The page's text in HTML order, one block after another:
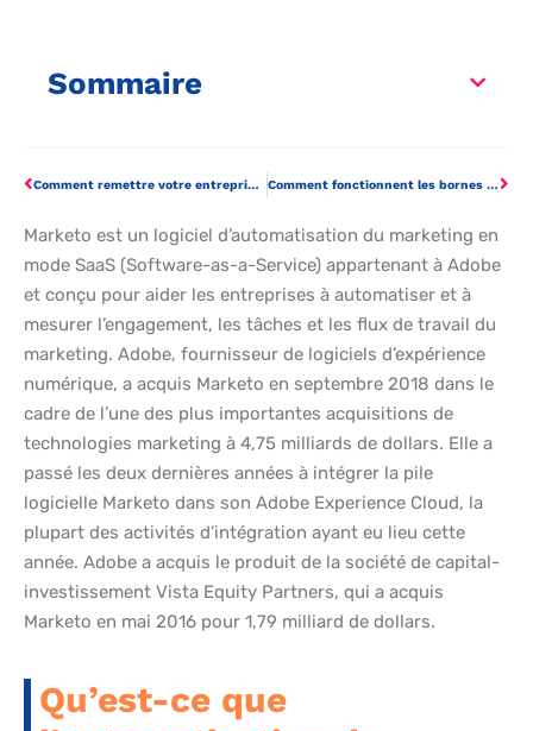
Sommaire
Comment remettre votre entreprise sur les rails après une faillite Comment fonctionnent les bornes de recharge de voiture électrique ?
Marketo est un logiciel d’automatisation du marketing en
mode SaaS (Software-as-a-Service) appartenant à Adobe
et conçu pour aider les entreprises à automatiser et à
mesurer l’engagement, les tâches et les flux de travail du
marketing. Adobe, fournisseur de logiciels d’expérience
numérique, a acquis Marketo en septembre 2018 dans le
cadre de l’une des plus importantes acquisitions de
technologies marketing à 4,75 milliards de dollars. Elle a
passé les deux dernières années à intégrer la pile
logicielle Marketo dans son Adobe Experience Cloud, la
plupart des activités d’intégration ayant eu lieu cette
année. Adobe a acquis le produit de la société de capital-
investissement Vista Equity Partners, qui a acquis
Marketo en mai 2016 pour 1,79 milliard de dollars.
Qu’est-ce que